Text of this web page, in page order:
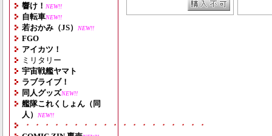
響け！ NEW!!
自転車NEW!!
若おかみ（JS） NEW!!
FGO
アイカツ！
ミリタリー
宇宙戦艦ヤマト
ラブライブ！
同人グッズNEW!!
艦隊これくしょん（同
人）
NEW!!
・・・・・・・・・・・・・・・・・・・